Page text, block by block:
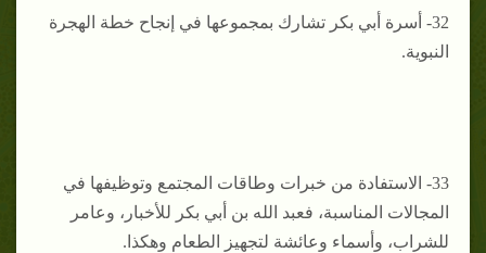
32- أسرة أبي بكر تشارك بمجموعها في إنجاح خطة الهجرة
النبوية.
33- الاستفادة من خبرات وطاقات المجتمع وتوظيفها في
المجالات المناسبة، فعبد الله بن أبي بكر للأخبار، وعامر
للشراب، وأسماء وعائشة لتجهيز الطعام وهكذا.